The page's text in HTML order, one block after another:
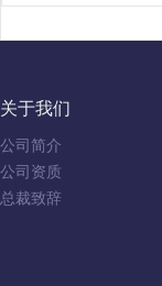
关于我们
公司简介
公司资质
总裁致辞